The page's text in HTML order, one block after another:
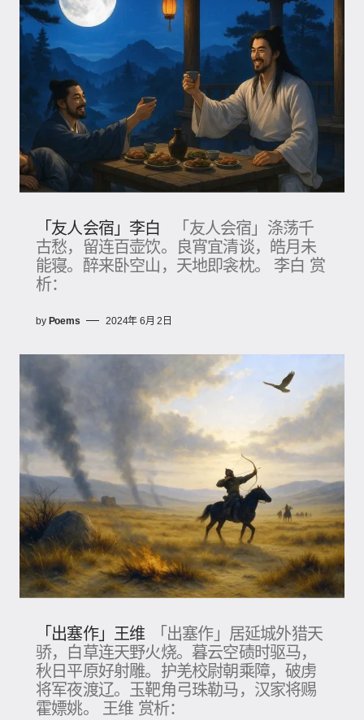
「友人会宿」李白
「友人会宿」涤荡千
古愁，留连百壶饮。良宵宜清谈，皓月未
能寝。醉来卧空山，天地即衾枕。 李白 赏
析：
by Poems 2024年 6月 2日
「出塞作」王维
「出塞作」居延城外猎天
骄，白草连天野火烧。暮云空碛时驱马，
秋日平原好射雕。护羌校尉朝乘障，破虏
将军夜渡辽。玉靶角弓珠勒马，汉家将赐
霍嫖姚。 王维 赏析：